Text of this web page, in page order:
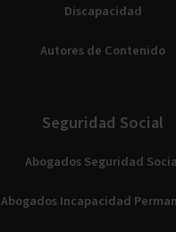
Discapacidad
Autores de Contenido
Seguridad Social
Abogados Seguridad
Abogados Incapacidad